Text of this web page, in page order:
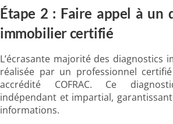
Étape 2 : Faire appel à un
immobilier certifié
L’écrasante majorité des diagnostics
réalisée par un professionnel
accrédité COFRAC. Ce
indépendant et impartial,
informations.